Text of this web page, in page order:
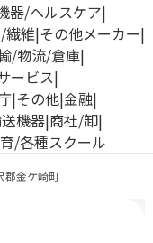
器/ヘルスケア
繊維 その他メーカー
/物流/倉庫
ービス
その他 金融
機器 商社/卸
/各種スクール
郡金ケ崎町